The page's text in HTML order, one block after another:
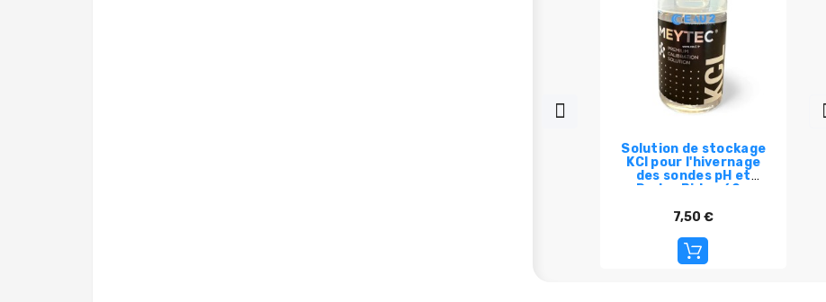
Solution de stockage
KCl pour l'hivernage
des sondes pH et
Redox Bidon 60 -
7,50 €